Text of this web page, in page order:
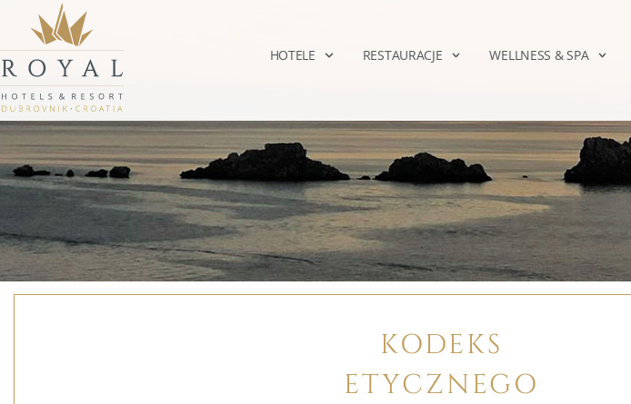
HOTELE RESTAURACJE WELLNESS & SPA
KODEKS
ETYCZNEGO